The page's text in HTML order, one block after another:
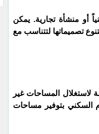
أو منشأة تجارية. يمكن
تصميماتها لتتناسب مع
لاستغلال المساحات غير
السكني بتوفير مساحات